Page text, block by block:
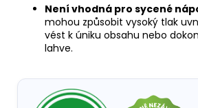
Není vhodná pro sycené
mohou způsobit vysoký tlak
vést k úniku obsahu nebo
lahve.